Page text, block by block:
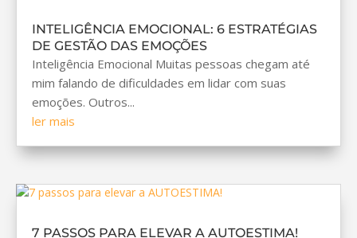
INTELIGÊNCIA EMOCIONAL: 6 ESTRATÉGIAS
DE GESTÃO DAS EMOÇÕES
Inteligência Emocional Muitas pessoas chegam até
mim falando de dificuldades em lidar com suas
emoções. Outros...
ler mais
7 PASSOS PARA ELEVAR A AUTOESTIMA!